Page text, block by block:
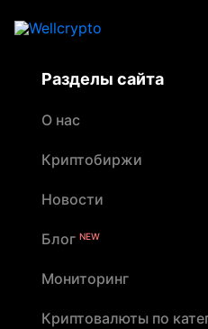
Разделы сайта
О нас
Криптобиржи
Новости
Блог NEW
Мониторинг
Криптовалюты по